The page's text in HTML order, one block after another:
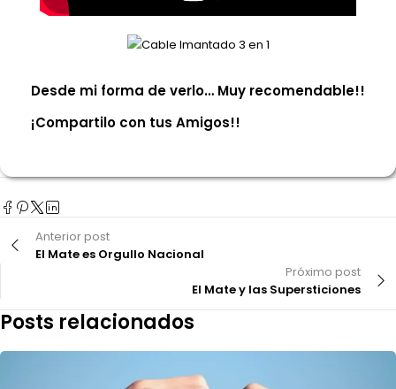
Desde mi forma de verlo… Muy recomendable!!
¡Compartilo con tus Amigos!!
Anterior post
El Mate es Orgullo Nacional
Próximo post
El Mate y las Supersticiones
Posts relacionados